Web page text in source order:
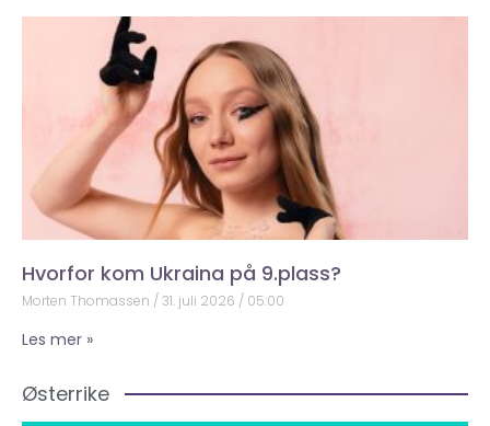
Hvorfor kom Ukraina på 9.plass?
Morten Thomassen 31. juli 2026 05:00
Les mer »
Østerrike